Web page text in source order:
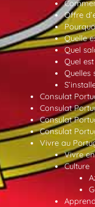
Offre
Quelle
Quel
Quel
Quelles
Consulat
Consulat
Consulat
Consulat
Vivre au
Vivre
Culture